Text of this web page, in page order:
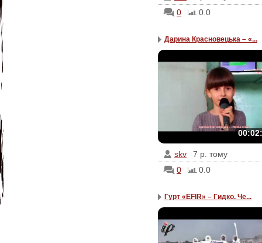
0
0.0
Дарина Красновецька – «...
skv
7 р. тому
0
0.0
Гурт «EFIR» – Гидко. Че...